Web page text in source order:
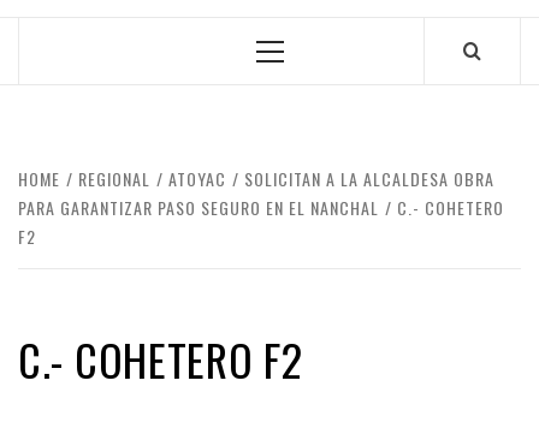
Primary
HOME REGIONAL ATOYAC
SOLICITAN A LA ALCALDESA OBRA
PARA GARANTIZAR PASO SEGURO EN EL NANCHAL
C.- COHETERO
F2
C.- COHETERO F2